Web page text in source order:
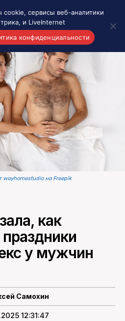
и области
ПО САЙТУ
wayhomestudio на Freepik
как
у мужчин
Самохин
12:31:47
cookie, сервисы веб-аналитики
и LiveInternet
конфиденциальности